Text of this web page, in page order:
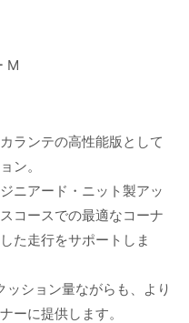
M
ランテの高性能版として
ン。
ニアード・ニット製アッ
コースでの最適なコーナ
た走行をサポートしま
ション量ながらも、より
ーに提供します。